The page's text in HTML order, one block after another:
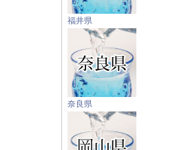
福井県
奈良県